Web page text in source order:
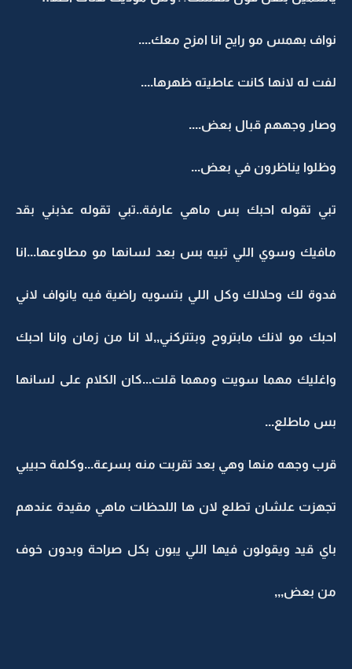
نواف بهمس مو رايح انا امزح معك....
لفت له لانها كانت عاطيته ظهرها....
وصار وجههم قبال بعض....
وظلوا يناظرون في بعض...
تبي تقوله احبك بس ماهي عارفة..تبي تقوله عذبني بقد
مافيك وسوي اللي تبيه بس بعد لسانها مو مطاوعها...انا
فدوة لك وحلالك وكل اللي بتسويه راضية فيه يانواف لاني
احبك مو لانك مابتروح وبتتركني,,لا انا من زمان وانا احبك
واغليك مهما سويت ومهما قلت...كان الكلام على لسانها
بس ماطلع...
قرب وجهه منها وهي بعد تقربت منه بسرعة...وكلمة حبيبي
تجهزت علشان تطلع لان ها اللحظات ماهي مقيدة عندهم
باي قيد ويقولون فيها اللي يبون بكل صراحة وبدون خوف
من بعض,,,